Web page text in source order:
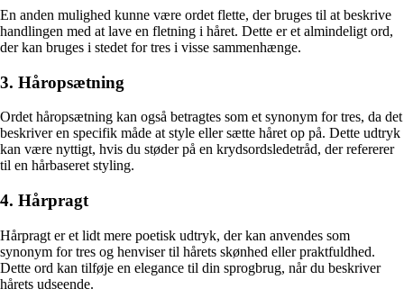
En anden mulighed kunne være ordet flette, der bruges til at beskrive
handlingen med at lave en fletning i håret. Dette er et almindeligt ord,
der kan bruges i stedet for tres i visse sammenhænge.
3. Håropsætning
Ordet håropsætning kan også betragtes som et synonym for tres, da det
beskriver en specifik måde at style eller sætte håret op på. Dette udtryk
kan være nyttigt, hvis du støder på en krydsordsledetråd, der refererer
til en hårbaseret styling.
4. Hårpragt
Hårpragt er et lidt mere poetisk udtryk, der kan anvendes som
synonym for tres og henviser til hårets skønhed eller praktfuldhed.
Dette ord kan tilføje en elegance til din sprogbrug, når du beskriver
hårets udseende.